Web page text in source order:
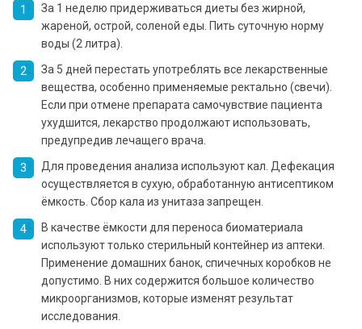
За 1 неделю придерживаться диеты без жирной,
жареной, острой, соленой еды. Пить суточную норму
воды (2 литра).
За 5 дней перестать употреблять все лекарственные
вещества, особенно применяемые ректально (свечи).
Если при отмене препарата самочувствие пациента
ухудшится, лекарство продолжают использовать,
предупредив лечащего врача.
Для проведения анализа используют кал. Дефекация
осуществляется в сухую, обработанную антисептиком
ёмкость. Сбор кала из унитаза запрещен.
В качестве ёмкости для переноса биоматериала
используют только стерильный контейнер из аптеки.
Применение домашних банок, спичечных коробков не
допустимо. В них содержится большое количество
микроорганизмов, которые изменят результат
исследования.